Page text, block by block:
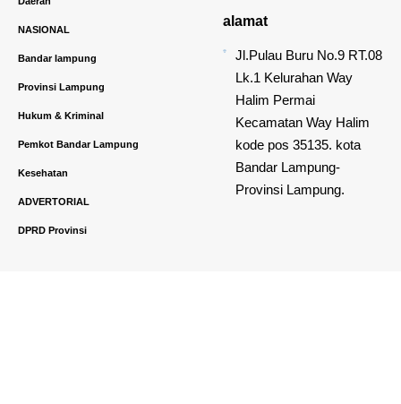
NASIONAL
Bandar lampung
Provinsi Lampung
Hukum & Kriminal
Pemkot Bandar Lampung
Kesehatan
ADVERTORIAL
DPRD Provinsi
alamat
Jl.Pulau Buru No.9 RT.08
Lk.1 Kelurahan Way
Halim Permai
Kecamatan Way Halim
kode pos 35135. kota
Bandar Lampung-
Provinsi Lampung.